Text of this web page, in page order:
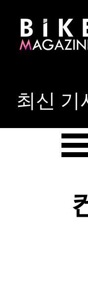
최신 기